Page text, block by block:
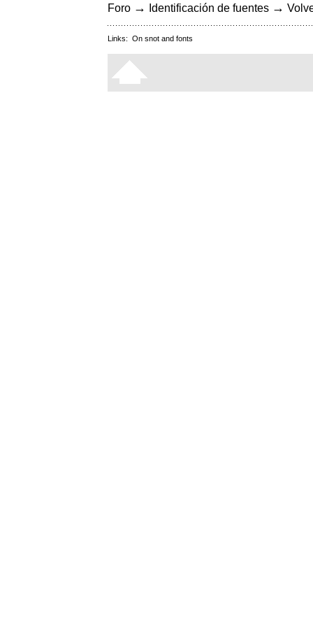
Foro → Identificación de fuentes →
Links: On snot and fonts